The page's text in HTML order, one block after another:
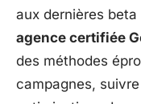
aux dernières
agence certifiée
des méthodes
campagnes,